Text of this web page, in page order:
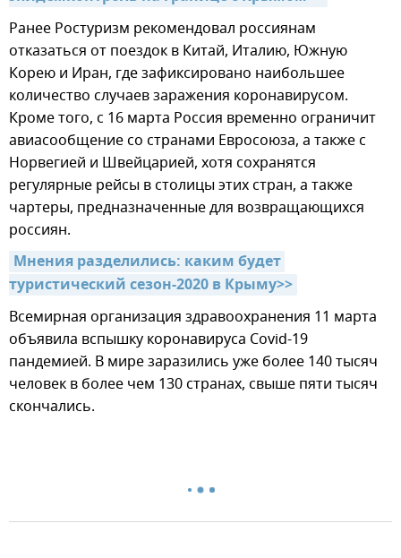
Ранее Ростуризм рекомендовал россиянам
отказаться от поездок в Китай, Италию, Южную
Корею и Иран, где зафиксировано наибольшее
количество случаев заражения коронавирусом.
Кроме того, с 16 марта Россия временно ограничит
авиасообщение со странами Евросоюза, а также с
Норвегией и Швейцарией, хотя сохранятся
регулярные рейсы в столицы этих стран, а также
чартеры, предназначенные для возвращающихся
россиян.
Мнения разделились: каким будет
туристический сезон-2020 в Крыму>>
Всемирная организация здравоохранения 11 марта
объявила вспышку коронавируса Covid-19
пандемией. В мире заразились уже более 140 тысяч
человек в более чем 130 странах, свыше пяти тысяч
скончались.